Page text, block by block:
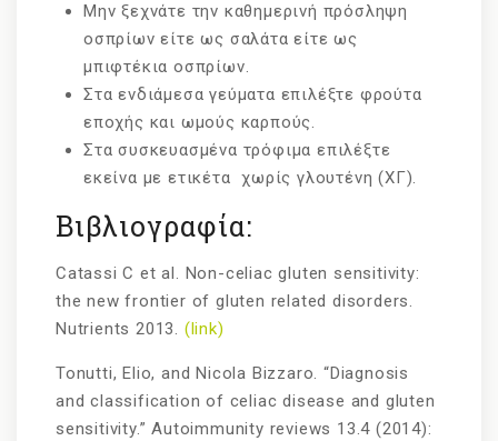
Μην ξεχνάτε την καθημερινή πρόσληψη
οσπρίων είτε ως σαλάτα είτε ως
μπιφτέκια οσπρίων.
Στα ενδιάμεσα γεύματα επιλέξτε φρούτα
εποχής και ωμούς καρπούς.
Στα συσκευασμένα τρόφιμα επιλέξτε
εκείνα με ετικέτα χωρίς γλουτένη (ΧΓ).
Βιβλιογραφία:
Catassi C et al. Non-celiac gluten sensitivity:
the new frontier of gluten related disorders.
Nutrients 2013. (link)
Tonutti, Elio, and Nicola Bizzaro. “Diagnosis
and classification of celiac disease and gluten
sensitivity.” Autoimmunity reviews 13.4 (2014):